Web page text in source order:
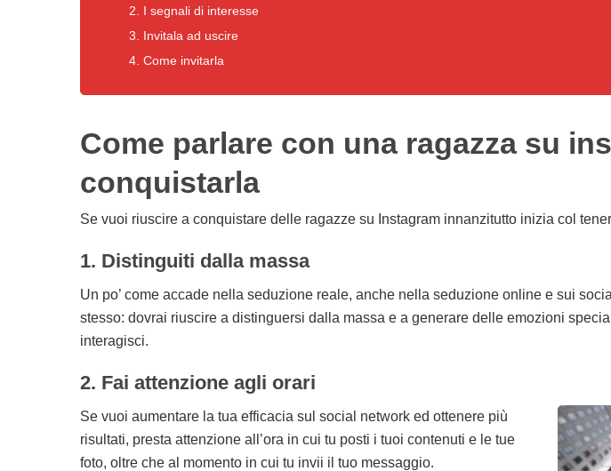
2. I segnali di interesse
3. Invitala ad uscire
4. Come invitarla
Come parlare con una ragazza su
conquistarla
Se vuoi riuscire a conquistare delle ragazze su Instagram innanzitutto inizia col
1. Distinguiti dalla massa
Un po’ come accade nella seduzione reale, anche nella seduzione online e sui
stesso: dovrai riuscire a distinguersi dalla massa e a generare delle emozioni
interagisci.
2. Fai attenzione agli orari
Se vuoi aumentare la tua efficacia sul social network ed ottenere più
risultati, presta attenzione all’ora in cui tu posti i tuoi contenuti e le tue
foto, oltre che al momento in cui tu invii il tuo messaggio.